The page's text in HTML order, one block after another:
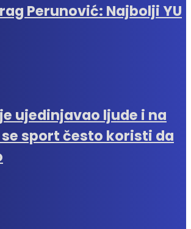
Perunović: Najbolji YU
ujedinjavao ljude i na
sport često koristi da